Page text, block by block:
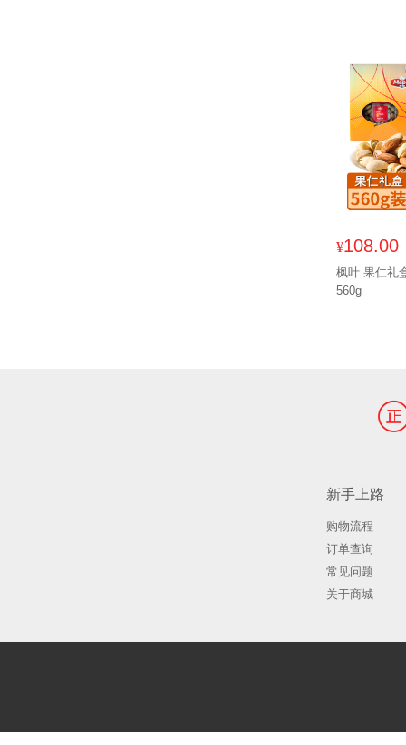
¥108.00
枫叶 果仁礼
560g
新手上路
购物流程
订单查询
常见问题
关于商城